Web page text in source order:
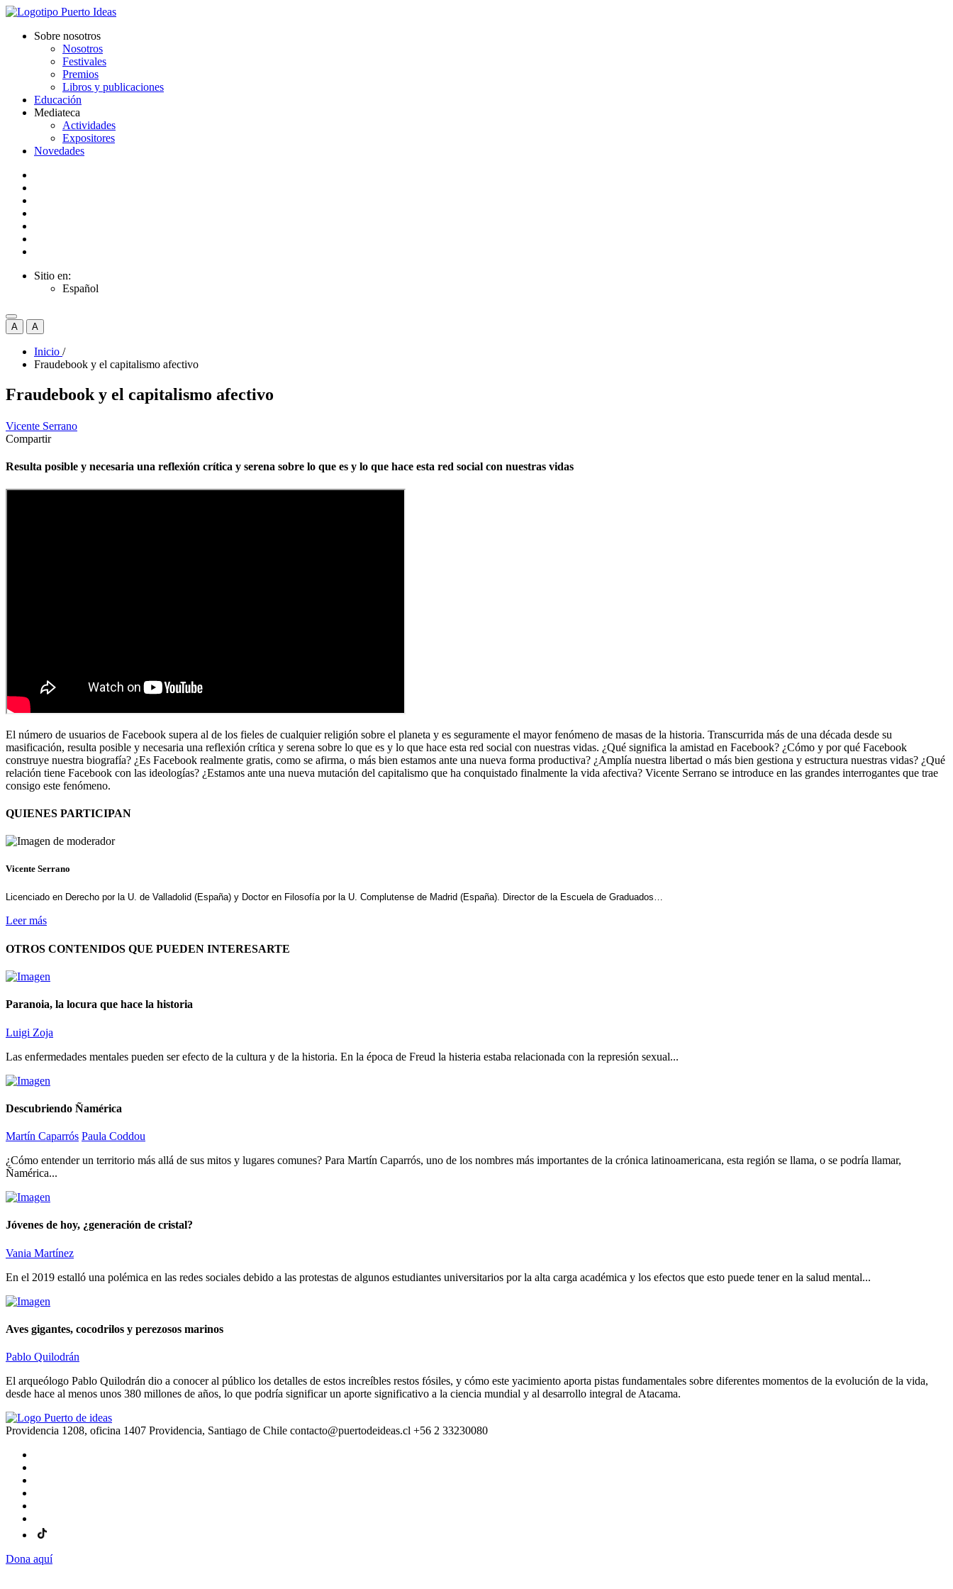
Sobre nosotros
Nosotros
Festivales
Premios
Libros y publicaciones
Educación
Mediateca
Actividades
Expositores
Novedades
Sitio en:
Español
A A
Inicio /
Fraudebook y el capitalismo afectivo
Fraudebook y el capitalismo afectivo
Vicente Serrano
Compartir
Resulta posible y necesaria una reflexión crítica y serena sobre lo que es y lo que hace esta red social con nuestras vidas
El número de usuarios de Facebook supera al de los fieles de cualquier religión sobre el planeta y es seguramente el mayor fenómeno de masas de la historia. Transcurrida más de una década desde su
masificación, resulta posible y necesaria una reflexión crítica y serena sobre lo que es y lo que hace esta red social con nuestras vidas. ¿Qué significa la amistad en Facebook? ¿Cómo y por qué Facebook
construye nuestra biografía? ¿Es Facebook realmente gratis, como se afirma, o más bien estamos ante una nueva forma productiva? ¿Amplía nuestra libertad o más bien gestiona y estructura nuestras vidas? ¿Qué
relación tiene Facebook con las ideologías? ¿Estamos ante una nueva mutación del capitalismo que ha conquistado finalmente la vida afectiva? Vicente Serrano se introduce en las grandes interrogantes que trae
consigo este fenómeno.
QUIENES PARTICIPAN
Vicente Serrano
Licenciado en Derecho por la U. de Valladolid (España) y Doctor en Filosofía por la U. Complutense de Madrid (España). Director de la Escuela de Graduados…
Leer más
OTROS CONTENIDOS QUE PUEDEN INTERESARTE
Paranoia, la locura que hace la historia
Luigi Zoja
Las enfermedades mentales pueden ser efecto de la cultura y de la historia. En la época de Freud la histeria estaba relacionada con la represión sexual...
Descubriendo Ñamérica
Martín Caparrós Paula Coddou
¿Cómo entender un territorio más allá de sus mitos y lugares comunes? Para Martín Caparrós, uno de los nombres más importantes de la crónica latinoamericana, esta región se llama, o se podría llamar,
Ñamérica...
Jóvenes de hoy, ¿generación de cristal?
Vania Martínez
En el 2019 estalló una polémica en las redes sociales debido a las protestas de algunos estudiantes universitarios por la alta carga académica y los efectos que esto puede tener en la salud mental...
Aves gigantes, cocodrilos y perezosos marinos
Pablo Quilodrán
El arqueólogo Pablo Quilodrán dio a conocer al público los detalles de estos increíbles restos fósiles, y cómo este yacimiento aporta pistas fundamentales sobre diferentes momentos de la evolución de la vida,
desde hace al menos unos 380 millones de años, lo que podría significar un aporte significativo a la ciencia mundial y al desarrollo integral de Atacama.
Providencia 1208, oficina 1407 Providencia, Santiago de Chile contacto@puertodeideas.cl +56 2 33230080
Dona aquí